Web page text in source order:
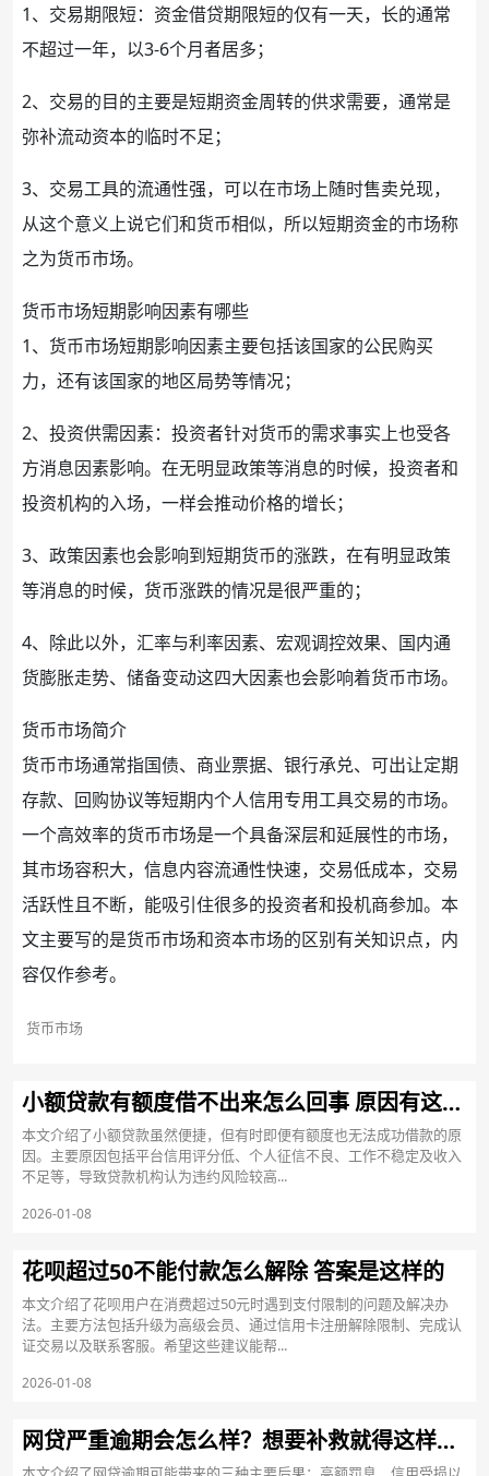
1、交易期限短：资金借贷期限短的仅有一天，长的通常
不超过一年，以3-6个月者居多；
2、交易的目的主要是短期资金周转的供求需要，通常是
弥补流动资本的临时不足；
3、交易工具的流通性强，可以在市场上随时售卖兑现，
从这个意义上说它们和货币相似，所以短期资金的市场称
之为货币市场。
货币市场短期影响因素有哪些
1、货币市场短期影响因素主要包括该国家的公民购买
力，还有该国家的地区局势等情况；
2、 投资供需因素：投资者针对货币的需求事实上也受各
方消息因素影响。在无明显政策等消息的时候，投资者和
投资机构的入场，一样会推动价格的增长；
3、政策因素也会影响到短期货币的涨跌，在有明显政策
等消息的时候，货币涨跌的情况是很严重的；
4、除此以外，汇率与利率因素、宏观调控效果、国内通
货膨胀走势、储备变动这四大因素也会影响着货币市场。
货币市场简介
货币市场通常指国债、商业票据、银行承兑、可出让定期
存款、回购协议等短期内个人信用专用工具交易的市场。
一个高效率的货币市场是一个具备深层和延展性的市场，
其市场容积大，信息内容流通性快速，交易低成本，交易
活跃性且不断，能吸引住很多的投资者和投机商参加。本
文主要写的是货币市场和资本市场的区别有关知识点，内
容仅作参考。
货币市场
小额贷款有额度借不出来怎么回事 原因有这几点
本文介绍了小额贷款虽然便捷，但有时即便有额度也无法成功借款的原
因。主要原因包括平台信用评分低、个人征信不良、工作不稳定及收入
不足等，导致贷款机构认为违约风险较高...
2026-01-08
花呗超过50不能付款怎么解除 答案是这样的
本文介绍了花呗用户在消费超过50元时遇到支付限制的问题及解决办
法。主要方法包括升级为高级会员、通过信用卡注册解除限制、完成认
证交易以及联系客服。希望这些建议能帮...
2026-01-08
网贷严重逾期会怎么样？想要补救就得这样做！